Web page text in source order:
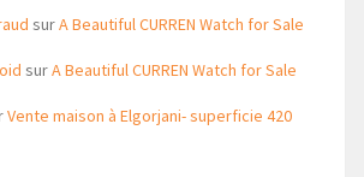
surA Beautiful CURREN Watch for Sale
surA Beautiful CURREN Watch for Sale
Vente maison à Elgorjani- superficie 420